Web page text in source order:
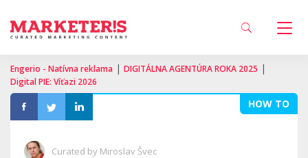
Engerio - Natívna reklama | DIGITÁLNA AGENTÚRA ROKA 2025 |
Digital PIE: Víťazi 2026
HOW TO
Curated by Miroslav Švec